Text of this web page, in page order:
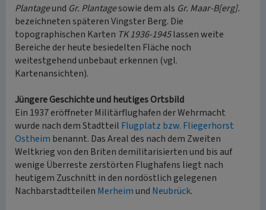
Plantageund Gr. Plantagesowie dem als Gr. Maar-B[erg].
bezeichneten späteren Vingster Berg. Die
topographischen Karten TK 1936-1945lassen weite
Bereiche der heute besiedelten Fläche noch
weitestgehend unbebaut erkennen (vgl.
Kartenansichten).
Jüngere Geschichte und heutiges Ortsbild
Ein 1937 eröffneter Militärflughafen der Wehrmacht
wurde nach dem Stadtteil Flugplatz bzw. Fliegerhorst
Ostheim benannt. Das Areal des nach dem Zweiten
Weltkrieg von den Briten demilitarisierten und bis auf
wenige Überreste zerstörten Flughafens liegt nach
heutigem Zuschnitt in den nordöstlich gelegenen
Nachbarstadtteilen Merheimund Neubrück.